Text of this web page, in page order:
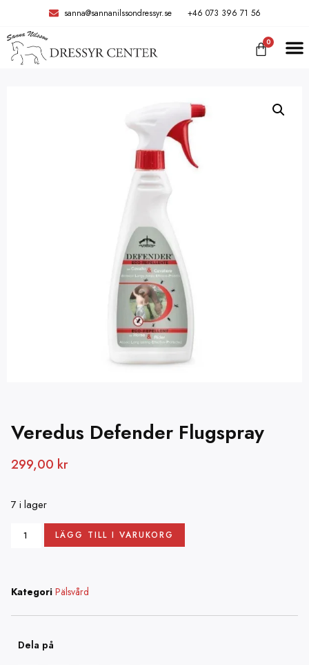
sanna@sannanilssondressyr.se +46 073 396 71 56
0
Veredus Defender Flugspray
299,00 kr
7 i lager
LÄGG TILL I VARUKORG
Kategori Pälsvård
Dela på